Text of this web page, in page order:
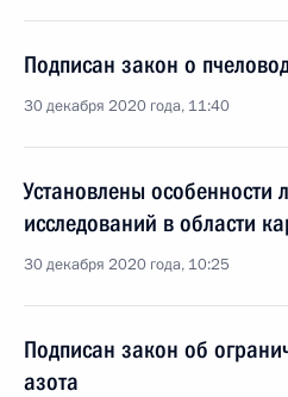
Подписан закон о
30 декабря 2020 года, 11:40
Установлены особенности
исследований в области
30 декабря 2020 года, 10:25
Подписан закон об
азота